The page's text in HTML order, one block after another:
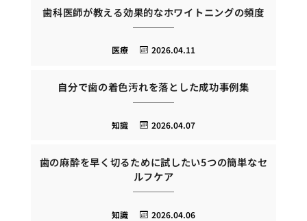
歯科医師が教える効果的なホワイトニングの頻度
2026.04.11
医療
自分で歯の着色汚れを落とした成功事例集
2026.04.07
知識
歯の麻酔を早く切るために試したい5つの簡単なセ
ルフケア
2026.04.06
知識